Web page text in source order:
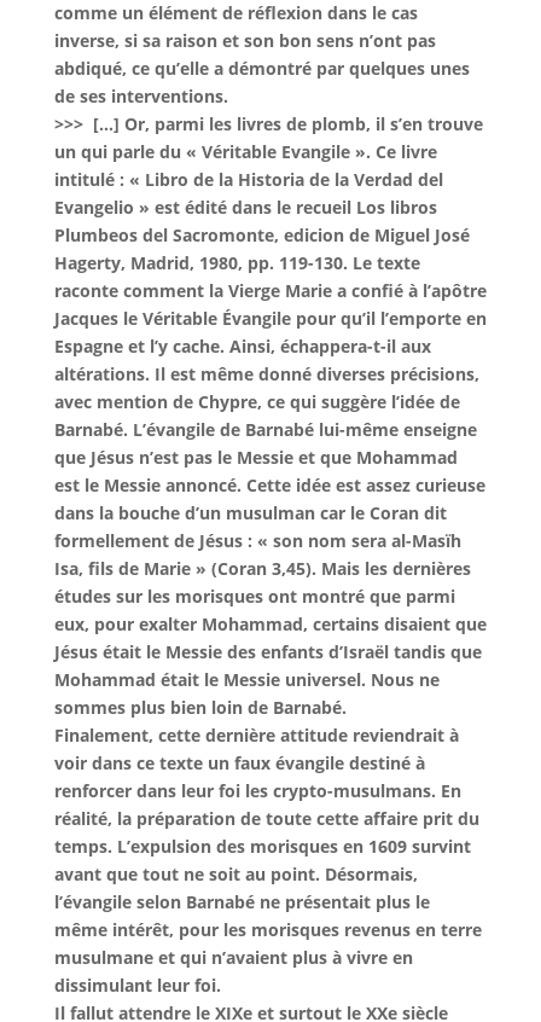
comme un élément de réflexion dans le cas
inverse, si sa raison et son bon sens n’ont pas
abdiqué, ce qu’elle a démontré par quelques unes
de ses interventions.
>>> […] Or, parmi les livres de plomb, il s’en trouve
un qui parle du « Véritable Evangile ». Ce livre
intitulé : « Libro de la Historia de la Verdad del
Evangelio » est édité dans le recueil Los libros
Plumbeos del Sacromonte, edicion de Miguel José
Hagerty, Madrid, 1980, pp. 119-130. Le texte
raconte comment la Vierge Marie a confié à l’apôtre
Jacques le Véritable Évangile pour qu’il l’emporte en
Espagne et l’y cache. Ainsi, échappera-t-il aux
altérations. Il est même donné diverses précisions,
avec mention de Chypre, ce qui suggère l’idée de
Barnabé. L’évangile de Barnabé lui-même enseigne
que Jésus n’est pas le Messie et que Mohammad
est le Messie annoncé. Cette idée est assez curieuse
dans la bouche d’un musulman car le Coran dit
formellement de Jésus : « son nom sera al-Masïh
Isa, fils de Marie » (Coran 3,45). Mais les dernières
études sur les morisques ont montré que parmi
eux, pour exalter Mohammad, certains disaient que
Jésus était le Messie des enfants d’Israël tandis que
Mohammad était le Messie universel. Nous ne
sommes plus bien loin de Barnabé.
Finalement, cette dernière attitude reviendrait à
voir dans ce texte un faux évangile destiné à
renforcer dans leur foi les crypto-musulmans. En
réalité, la préparation de toute cette affaire prit du
temps. L’expulsion des morisques en 1609 survint
avant que tout ne soit au point. Désormais,
l’évangile selon Barnabé ne présentait plus le
même intérêt, pour les morisques revenus en terre
musulmane et qui n’avaient plus à vivre en
dissimulant leur foi.
Il fallut attendre le XIXe et surtout le XXe siècle